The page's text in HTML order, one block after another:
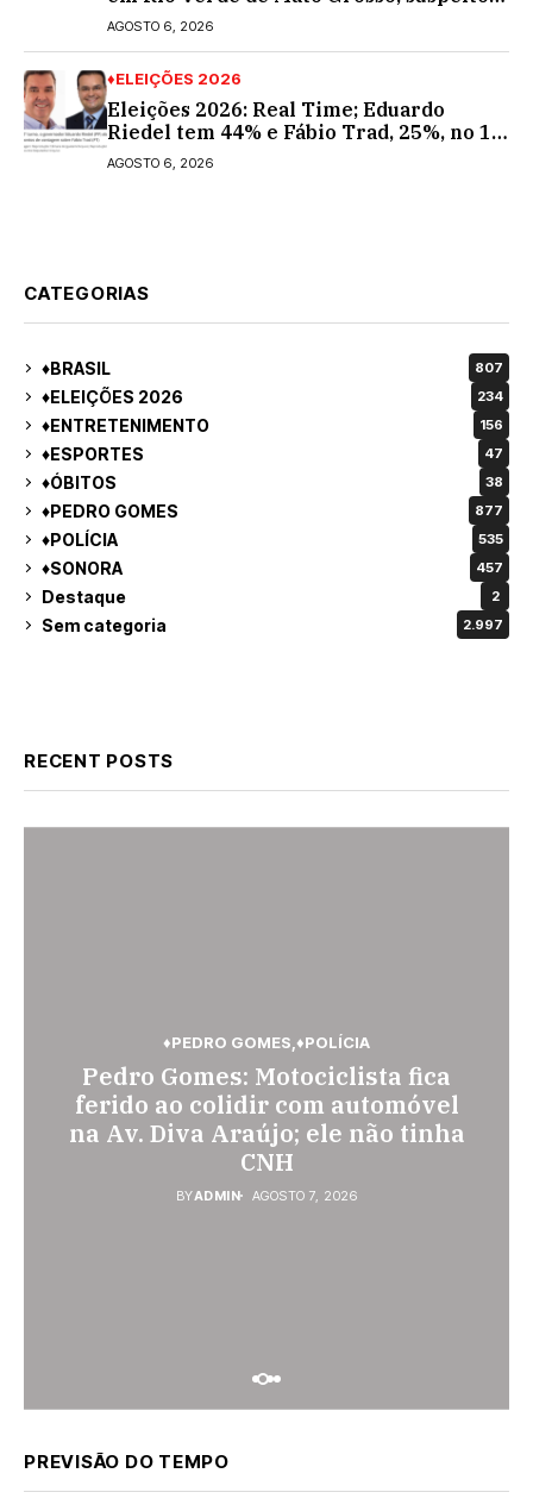
procurado
AGOSTO 6, 2026
♦ELEIÇÕES 2026
Eleições 2026: Real Time; Eduardo
Riedel tem 44% e Fábio Trad, 25%, no 1º
turno para o governo do MS
AGOSTO 6, 2026
CATEGORIAS
♦BRASIL 807
♦ELEIÇÕES 2026 234
♦ENTRETENIMENTO 156
♦ESPORTES 47
♦ÓBITOS 38
♦PEDRO GOMES 877
♦POLÍCIA 535
♦SONORA 457
Destaque 2
Sem categoria 2.997
RECENT POSTS
♦ESPORTES
Vini Jr. torna-se o brasileiro mais
bem pago; veja o top 10
AGOSTO 7, 2026
♦PEDRO GOMES ♦POLÍCIA
Pedro Gomes: Motociclista fica
ferido ao colidir com automóvel
na Av. Diva Araújo; ele não tinha
CNH
BYADMIN AGOSTO 7, 2026
♦POLÍCIA
Jovem de 26 anos é assassinada a
facadas em Rio Verde de Mato
Grosso; suspeito é procurado
PREVISÃO DO TEMPO